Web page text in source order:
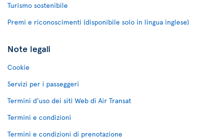
Turismo sostenibile
Premi e riconoscimenti (disponibile solo in lingua inglese)
Note legali
Cookie
Servizi per i passeggeri
Termini d'uso dei siti Web di Air Transat
Termini e condizioni
Termini e condizioni di prenotazione